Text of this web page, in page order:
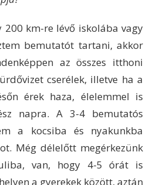
km-re lévő iskolába vagy
bemutatót tartani, akkor
az összes itthoni
cserélek, illetve ha a
érek haza, élelemmel is
napra. A 3-4 bemutatós
a kocsiba és nyakunkba
Még délelőtt megérkezünk
van, hogy 4-5 órát is
a gyerekek között, aztán